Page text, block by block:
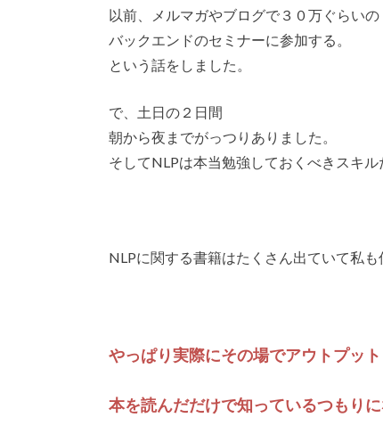
以前、メルマガやブログで３０万ぐらいの
バックエンドのセミナーに参加する。
という話をしました。
で、土日の２日間
朝から夜までがっつりありました。
そしてNLPは本当勉強しておくべきスキル
NLPに関する書籍はたくさん出ていて私も
やっぱり実際にその場でアウトプッ
本を読んだだけで知っているつもり